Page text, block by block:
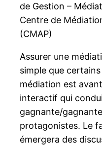
de Gestion –
Centre de
(CMAP)
Assurer une
simple que certains
médiation est
interactif qui
gagnante/
protagonistes. Le
émergera des